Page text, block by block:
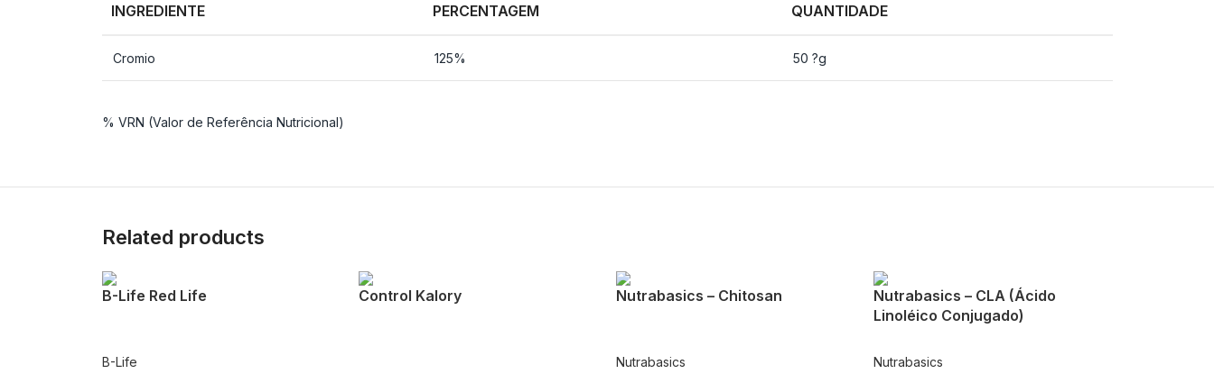
INGREDIENTE PERCENTAGEM QUANTIDADE
Cromio 125% 50 ?g
% VRN (Valor de Referência Nutricional)
Related products
B-Life Red Life
B-Life
Control Kalory Nutrabasics – Chitosan
Nutrabasics
Nutrabasics – CLA (Ácido
Linoléico Conjugado)
Nutrabasics